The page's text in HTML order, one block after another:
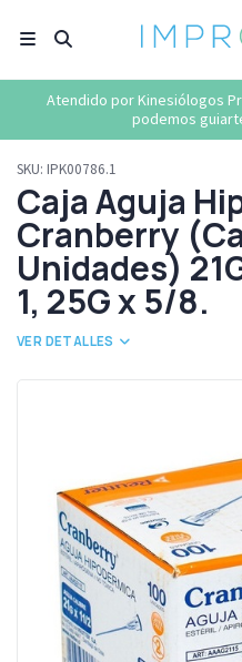
Atendido por Kinesiólogos
podemos
SKU: IPK00786.1
Caja Aguja
Cranberry
Unidades)
1, 25G x 5/8.
VER DETALLES